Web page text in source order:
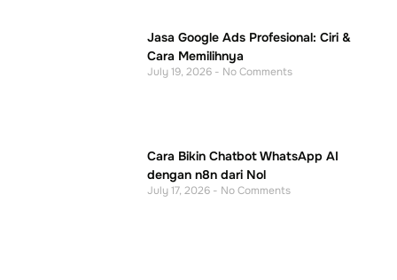
Jasa Google Ads Profesional: Ciri &
Cara Memilihnya
July 19, 2026 No Comments
Cara Bikin Chatbot WhatsApp AI
dengan n8n dari Nol
July 17, 2026 No Comments